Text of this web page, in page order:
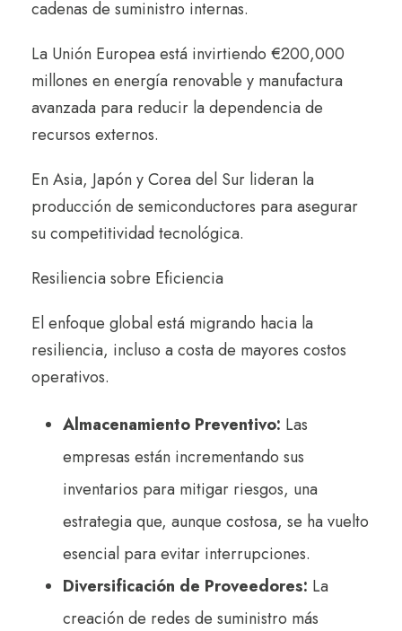
cadenas de suministro internas.
La Unión Europea está invirtiendo €200,000
millones en energía renovable y manufactura
avanzada para reducir la dependencia de
recursos externos.
En Asia, Japón y Corea del Sur lideran la
producción de semiconductores para asegurar
su competitividad tecnológica.
Resiliencia sobre Eficiencia
El enfoque global está migrando hacia la
resiliencia, incluso a costa de mayores costos
operativos.
Almacenamiento Preventivo: Las
empresas están incrementando sus
inventarios para mitigar riesgos, una
estrategia que, aunque costosa, se ha vuelto
esencial para evitar interrupciones.
Diversificación de Proveedores: La
creación de redes de suministro más